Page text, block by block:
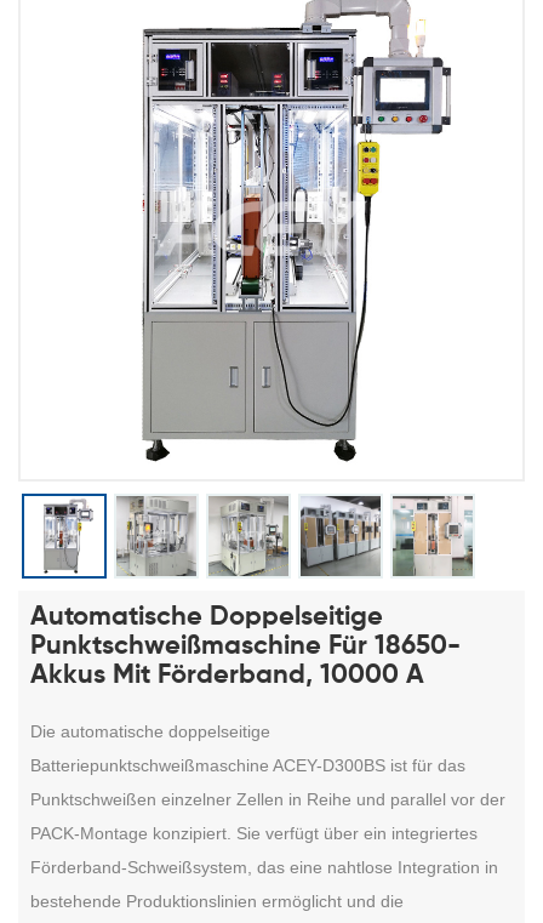
Automatische Doppelseitige
Punktschweißmaschine Für 18650-
Akkus Mit Förderband, 10000 A
Die automatische doppelseitige
Batteriepunktschweißmaschine ACEY-D300BS ist für das
Punktschweißen einzelner Zellen in Reihe und parallel vor der
PACK-Montage konzipiert. Sie verfügt über ein integriertes
Förderband-Schweißsystem, das eine nahtlose Integration in
bestehende Produktionslinien ermöglicht und die